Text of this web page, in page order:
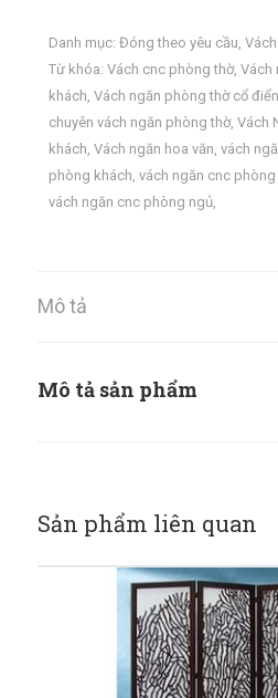
Danh mục: Đóng theo yêu cầu,
Từ khóa: Vách cnc phòng thờ, Vách
khách, Vách ngăn phòng thờ cổ điển
chuyên vách ngăn phòng thờ, Vách
khách, Vách ngăn hoa văn, vách
phòng khách, vách ngăn cnc phòng
vách ngăn cnc phòng ngủ,
Mô tả
Mô tả sản phẩm
Sản phẩm liên quan